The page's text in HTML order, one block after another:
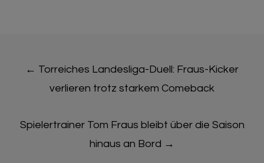
Post
navigation
← Torreiches Landesliga-Duell: Fraus-Kicker
verlieren trotz starkem Comeback
Spielertrainer Tom Fraus bleibt über die Saison
hinaus an Bord →